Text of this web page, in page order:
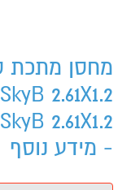
- מידע נוסף